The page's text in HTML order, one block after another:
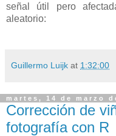
señal útil pero
aleatorio:
Guillermo Luijk at 1:32:00
martes, 14 de marzo
Corrección de
fotografía con R